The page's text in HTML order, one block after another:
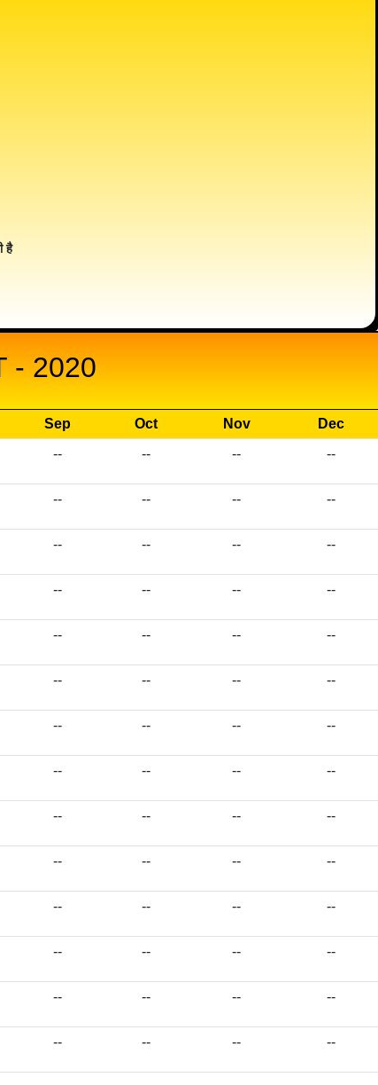
है
- 2020
Sep Oct Nov
Dec
-- -- -- --
-- -- -- --
-- -- -- --
-- -- -- --
-- -- -- --
-- -- -- --
-- -- -- --
-- -- -- --
-- -- -- --
-- -- -- --
-- -- -- --
-- -- -- --
-- -- -- --
-- -- -- --